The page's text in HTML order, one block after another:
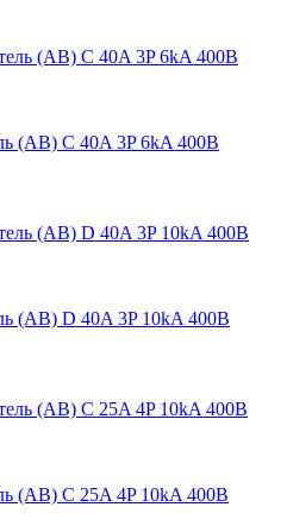
(АВ) C 40A 3P 6kA 400В
(АВ) D 40A 3P 10kA 400В
(АВ) C 25A 4P 10kA 400В